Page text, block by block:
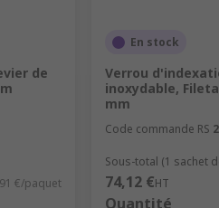
de
€/paquet
En stock
Verrou
inoxydable,
mm
Code commande RS
Sous-total (1 sachet
74,12 €HT
Quantité